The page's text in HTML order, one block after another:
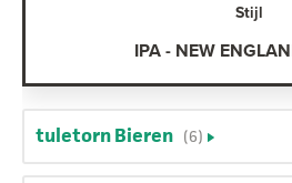
Stijl
IPA - NEW
tuletorn Bieren (6)